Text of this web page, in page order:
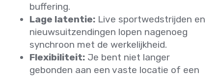
buffering.
Lage latentie: Live sportwedstrijden en
nieuwsuitzendingen lopen nagenoeg
synchroon met de werkelijkheid.
Flexibiliteit: Je bent niet langer
gebonden aan een vaste locatie of een